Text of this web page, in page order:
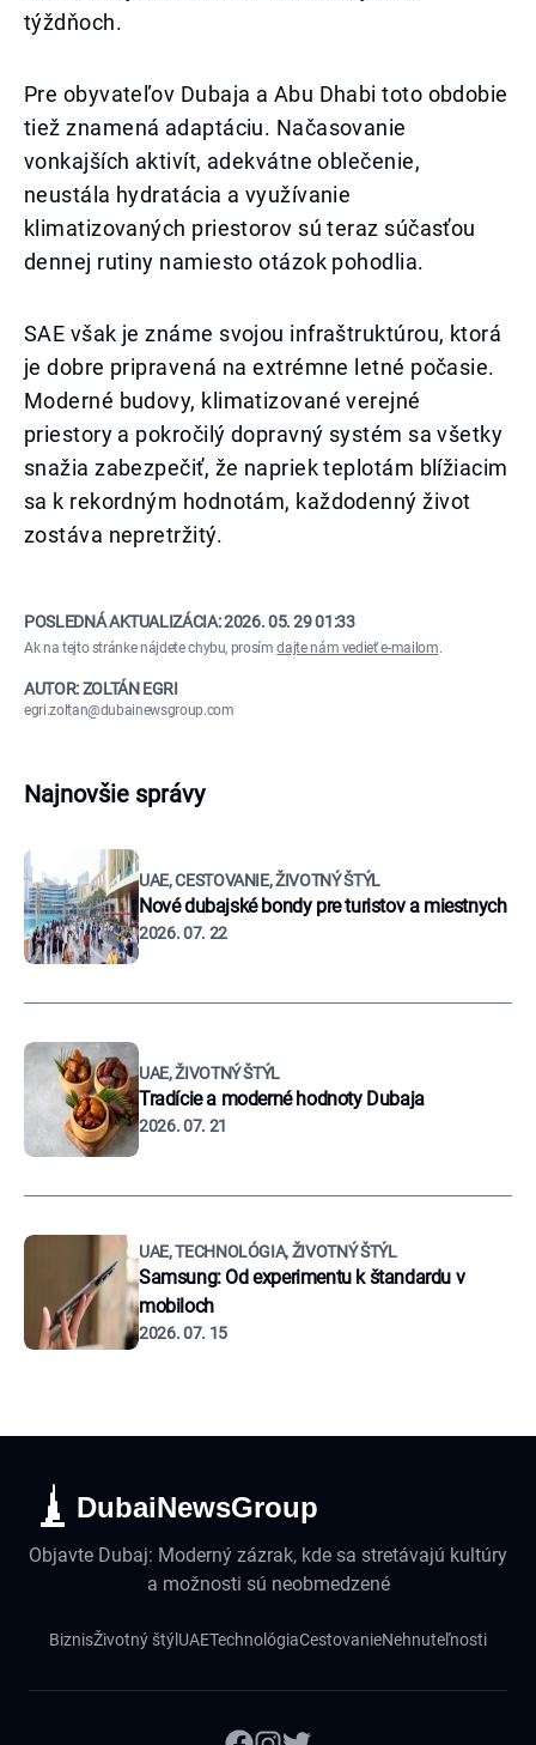
týždňoch.
Pre obyvateľov Dubaja a Abu Dhabi toto obdobie
tiež znamená adaptáciu. Načasovanie
vonkajších aktivít, adekvátne oblečenie,
neustála hydratácia a využívanie
klimatizovaných priestorov sú teraz súčasťou
dennej rutiny namiesto otázok pohodlia.
SAE však je známe svojou infraštruktúrou, ktorá
je dobre pripravená na extrémne letné počasie.
Moderné budovy, klimatizované verejné
priestory a pokročilý dopravný systém sa všetky
snažia zabezpečiť, že napriek teplotám blížiacim
sa k rekordným hodnotám, každodenný život
zostáva nepretržitý.
POSLEDNÁ AKTUALIZÁCIA:2026. 05. 29 01:33
Ak na tejto stránke nájdete chybu, prosímdajte nám vedieť e-mailom.
AUTOR: ZOLTÁN EGRI
egri.zoltan@dubainewsgroup.com
Najnovšie správy
UAE, CESTOVANIE, ŽIVOTNÝ ŠTÝL
Nové dubajské bondy pre turistov a miestnych
2026. 07. 22
UAE, ŽIVOTNÝ ŠTÝL
Tradície a moderné hodnoty Dubaja
2026. 07. 21
UAE, TECHNOLÓGIA, ŽIVOTNÝ ŠTÝL
Samsung: Od experimentu k štandardu v
mobiloch
2026. 07. 15
DubaiNewsGroup
Objavte Dubaj: Moderný zázrak, kde sa stretávajú kultúry
a možnosti sú neobmedzené
BiznisŽivotný štýl UAETechnológiaCestovanieNehnuteľnosti